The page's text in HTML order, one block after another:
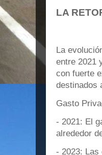
LA
La
entre 2021
con fuerte
destinados
Gasto
- 2021: El
alrededor
- 2023: Las